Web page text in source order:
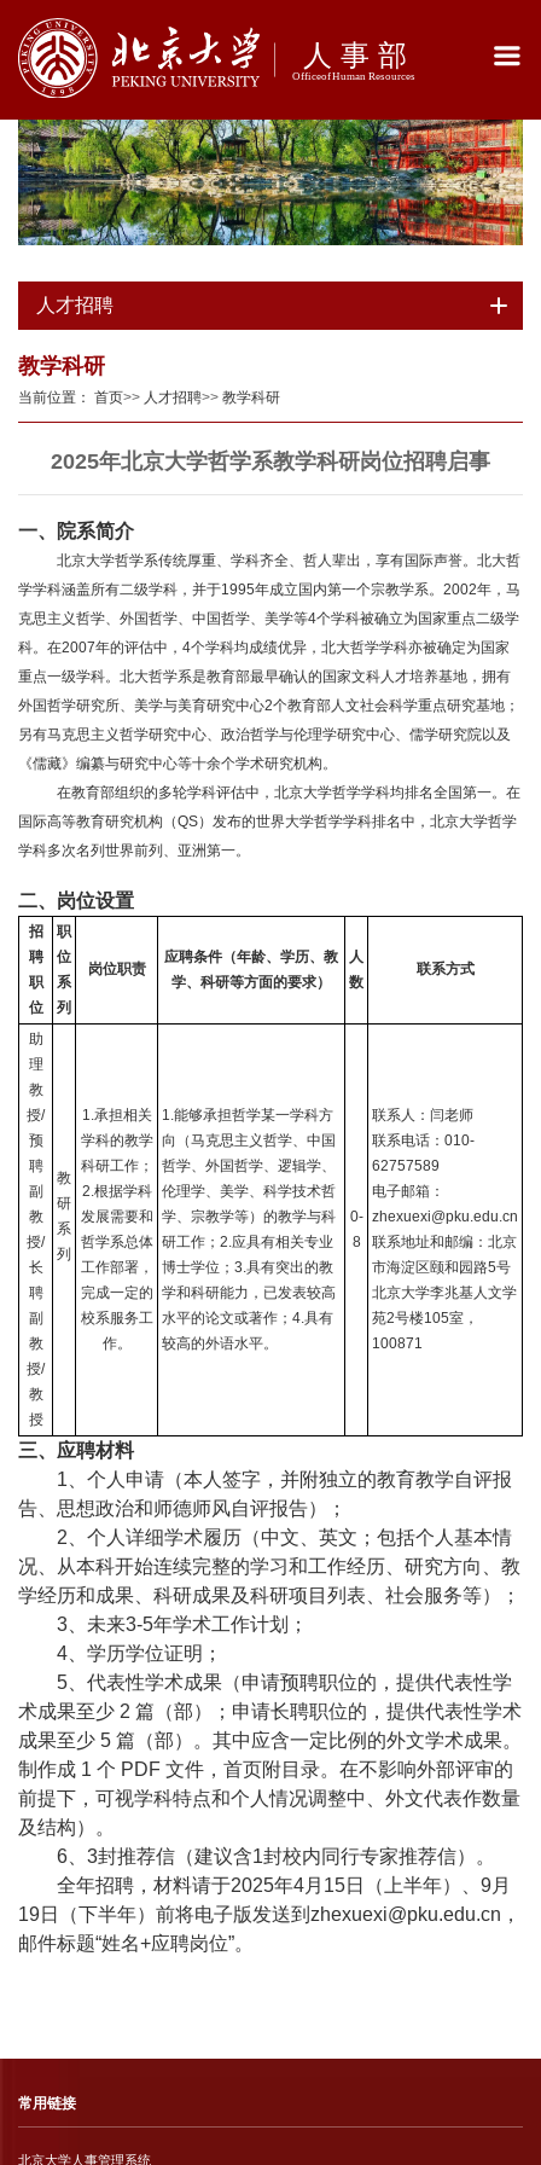
人才招聘
教学科研
当前位置： 首页>> 人才招聘>> 教学科研
2025年北京大学哲学系教学科研岗位招聘启事
一、院系简介
北京大学哲学系传统厚重、学科齐全、哲人辈出，享有国际声誉。北大哲
学学科涵盖所有二级学科，并于1995年成立国内第一个宗教学系。 2002年，马
克思主义哲学、外国哲学、中国哲学、美学等4个学科被确立为国家重点二级学
科。在2007年的评估中， 4个学科均成绩优异，北大哲学学科亦被确定为国家
重点一级学科。北大哲学系是教育部最早确认的国家文科人才培养基地，拥有
外国哲学研究所、美学与美育研究中心2个教育部人文社会科学重点研究基地；
另有马克思主义哲学研究中心、政治哲学与伦理学研究中心、儒学研究院以及
《儒藏》编纂与研究中心等十余个学术研究机构。
在教育部组织的多轮学科评估中，北京大学哲学学科均排名全国第一。在
国际高等教育研究机构（QS）发布的世界大学哲学学科排名中，北京大学哲学
学科多次名列世界前列、亚洲第一。
二、岗位设置
招
聘
职
位
职
位
系
列
岗位职责
应聘条件（年龄、学历、教
学、科研等方面的要求）
人
数
联系方式
助
理
教
授/
预
聘
副
教
授/
长
聘
副
教
授/
教
授
教
研
系
列
1.承担相关
学科的教学
科研工作；
2.根据学科
发展需要和
哲学系总体
工作部署，
完成一定的
校系服务工
作。
1.能够承担哲学某一学科方
向（马克思主义哲学、中国
哲学、外国哲学、逻辑学、
伦理学、美学、科学技术哲
学、宗教学等）的教学与科
研工作；2.应具有相关专业
博士学位；3.具有突出的教
学和科研能力，已发表较高
水平的论文或著作；4.具有
较高的外语水平。
0-
8
联系人：闫老师
联系电话： 010-
62757589
电子邮箱：
zhexuexi@pku.edu.cn
联系地址和邮编：北京
市海淀区颐和园路5号
北京大学李兆基人文学
苑2号楼105室，
100871
三、应聘材料
1 、个人申请（本人签字，并附独立的教育教学自评报
告、思想政治和师德师风自评报告）；
2 、个人详细学术履历（中文、英文；包括个人基本情
况、从本科开始连续完整的学习和工作经历、研究方向、教
学经历和成果、科研成果及科研项目列表、社会服务等）；
3 、未来3-5年学术工作计划；
4 、学历学位证明；
5 、代表性学术成果（申请预聘职位的，提供代表性学
术成果至少 2 篇（部）；申请长聘职位的，提供代表性学术
成果至少 5 篇（部）。其中应含一定比例的外文学术成果。
制作成 1 个 PDF 文件，首页附目录。在不影响外部评审的
前提下，可视学科特点和个人情况调整中、外文代表作数量
及结构）。
6
3封推荐信（建议含1封校内同行专家推荐信）。
全年招聘，材料请于2025年4月 15日（上半年）、 9月
19日（下半年） 前将电子版发送到 zhexuexi@pku.edu.cn ，
邮件标题“姓名+应聘岗位”。
常用链接
北京大学人事管理系统